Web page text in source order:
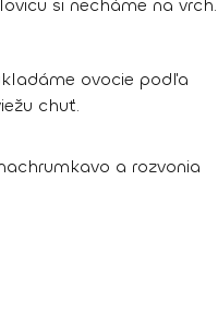
si necháme na vrch.
ovocie podľa
chuť.
a rozvonia